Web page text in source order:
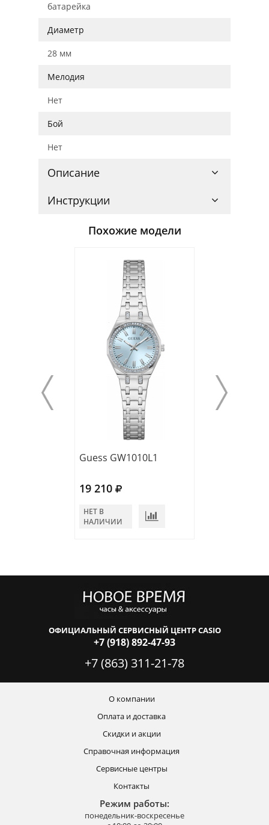
батарейка
Диаметр
28 мм
Мелодия
Нет
Бой
Нет
Описание
Инструкции
Похожие модели
Guess GW1010L1
19 210
НЕТ В
НАЛИЧИИ
ОФИЦИАЛЬНЫЙ СЕРВИСНЫЙ ЦЕНТР CASIO
+7 (918) 892-47-93
+7 (863) 311-21-78
О компании
Оплата и доставка
Скидки и акции
Справочная информация
Сервисные центры
Контакты
Режим работы:
понедельник-воскресенье